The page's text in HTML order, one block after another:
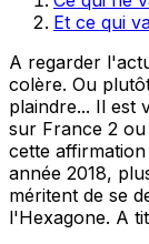
Et ce qui
A regarder
colère. Ou
plaindre... Il est
sur France 2
cette
année 2018,
méritent de se
l'Hexagone. A